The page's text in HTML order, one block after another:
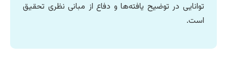
توانایی در توضیح یافته‌ها و دفاع از مبانی نظری تحقیق
است.